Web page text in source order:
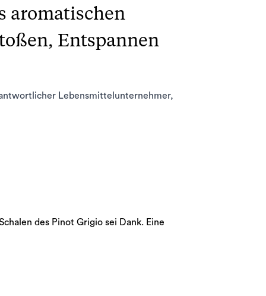
aromatischen
Entspannen
Lebensmittelunternehmer,
des Pinot Grigio sei Dank. Eine